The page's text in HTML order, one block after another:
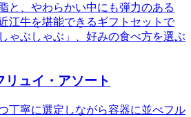
と、やわらかい中にも弾力のある
江牛を堪能できるギフトセットで
ゃぶしゃぶ」、好みの食べ方を選ぶ
ュイ・アソート
丁寧に選定しながら容器に並べフル